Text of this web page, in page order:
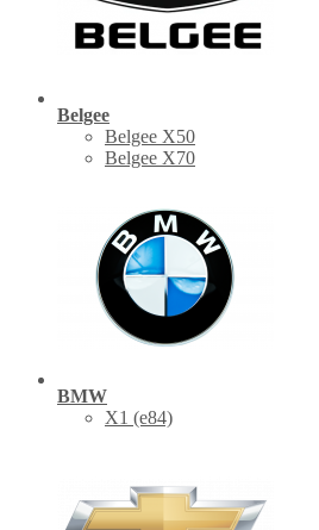
Belgee
Belgee X50
Belgee X70
BMW
X1 (е84)